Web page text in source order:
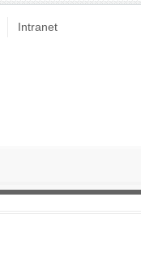
Intranet